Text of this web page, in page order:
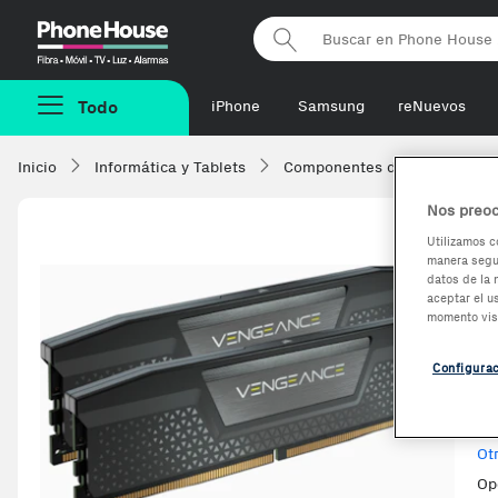
Phonehouse
Todo iPhone Samsung reNuevos
Inicio Informática y Tablets Componentes de ordenadores
Nos
Utilizamos
manera
datos de la
aceptar el
momento